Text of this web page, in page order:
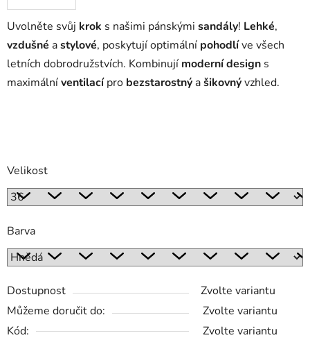
Uvolněte svůj krok s našimi pánskými sandály! Lehké,
vzdušné astylové, poskytují optimální pohodlíve všech
letních dobrodružstvích. Kombinují moderní design s
maximálníventilacípro bezstarostný ašikovnývzhled.
Velikost
Barva
Dostupnost
Zvolte variantu
Můžeme doručit do:
Zvolte variantu
Kód:
Zvolte variantu